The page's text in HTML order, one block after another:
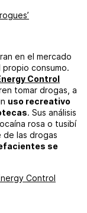
en el mercado
propio consumo.
Control
tomar drogas, a
uso recreativo
. Sus análisis
rosa o tusibí
las drogas
se
Control